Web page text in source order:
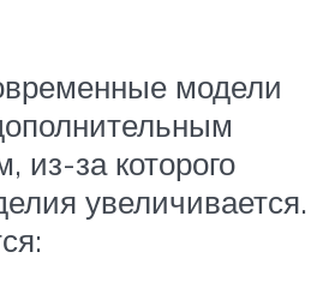
модели
из-за которого
увеличивается.